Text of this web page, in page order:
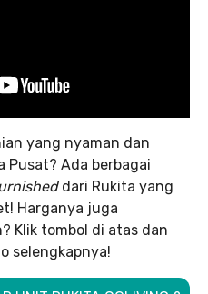
yang nyaman dan
Ada berbagai
dari Rukita yang
Harganya juga
Klik tombol di atas dan
selengkapnya!